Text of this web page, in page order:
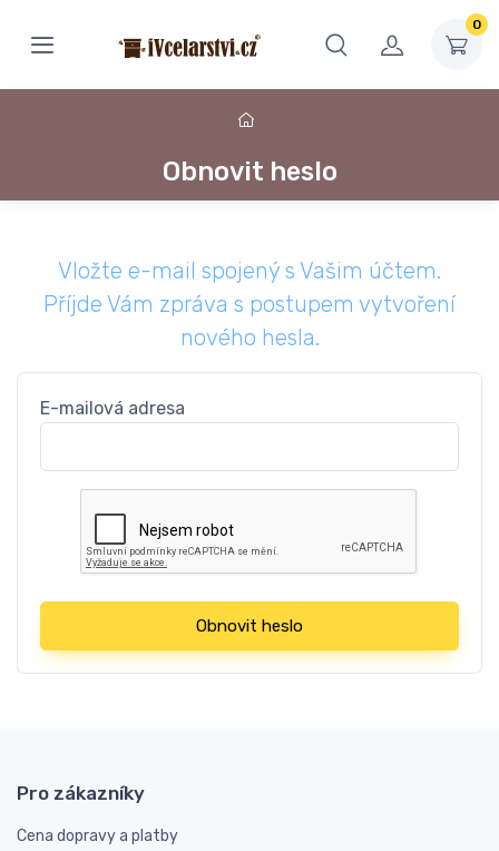
0
Obnovit heslo
Vložte e-mail spojený s Vašim účtem.
Příjde Vám zpráva s postupem vytvoření
nového hesla.
E-mailová adresa
Obnovit heslo
Pro zákazníky
Cena dopravy a platby